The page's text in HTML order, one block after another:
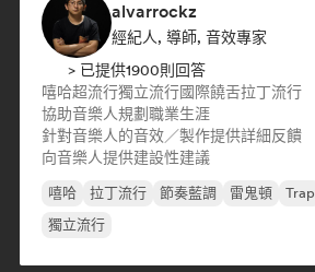
alvarrockz
經紀人, 導師, 音效專家
> 已提供1900則回答
嘻哈超流行獨立流行國際饒舌拉丁流行
協助音樂人規劃職業生涯
針對音樂人的音效／製作提供詳細反饋
向音樂人提供建設性建議
嘻哈 拉丁流行 節奏藍調 雷鬼頓 Trap
獨立流行